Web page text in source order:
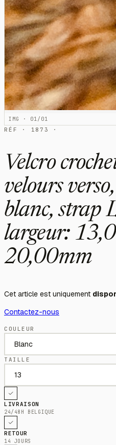
IMG · 01/01
RÉF · 1873 ·
Velcro
velours
blanc, strap
largeur:
20,00mm
Cet article est uniquement
Contactez-nous
COULEUR
TAILLE
LIVRAISON
24/48H BELGIQUE
RETOUR
14 JOURS